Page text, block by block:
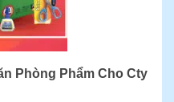
Phòng Phẩm Cho Cty